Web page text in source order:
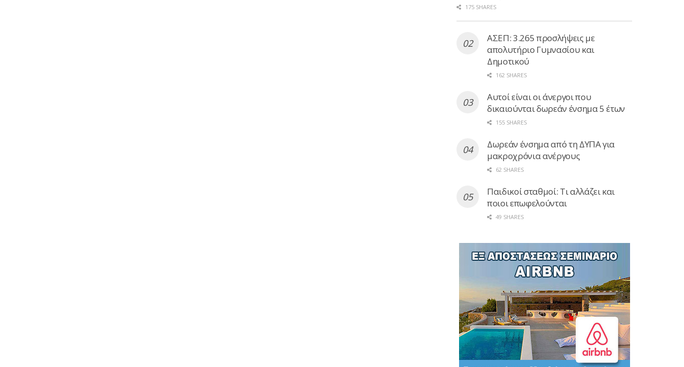
175 SHARES
ΑΣΕΠ: 3.265 προσλήψεις με
απολυτήριο Γυμνασίου και
Δημοτικού
162 SHARES
Αυτοί είναι οι άνεργοι που
δικαιούνται δωρεάν ένσημα 5 έτων
155 SHARES
Δωρεάν ένσημα από τη ΔΥΠΑ για
μακροχρόνια ανέργους
62 SHARES
Παιδικοί σταθμοί: Τι αλλάζει και
ποιοι επωφελούνται
49 SHARES